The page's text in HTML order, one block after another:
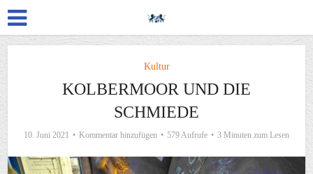
Kultur
KOLBERMOOR UND DIE
SCHMIEDE
10. Juni 2021 Kommentar hinzufügen 579 Aufrufe 3 Minuten zum Lesen